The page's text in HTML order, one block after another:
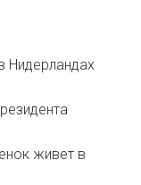
Нидерландах
живет в